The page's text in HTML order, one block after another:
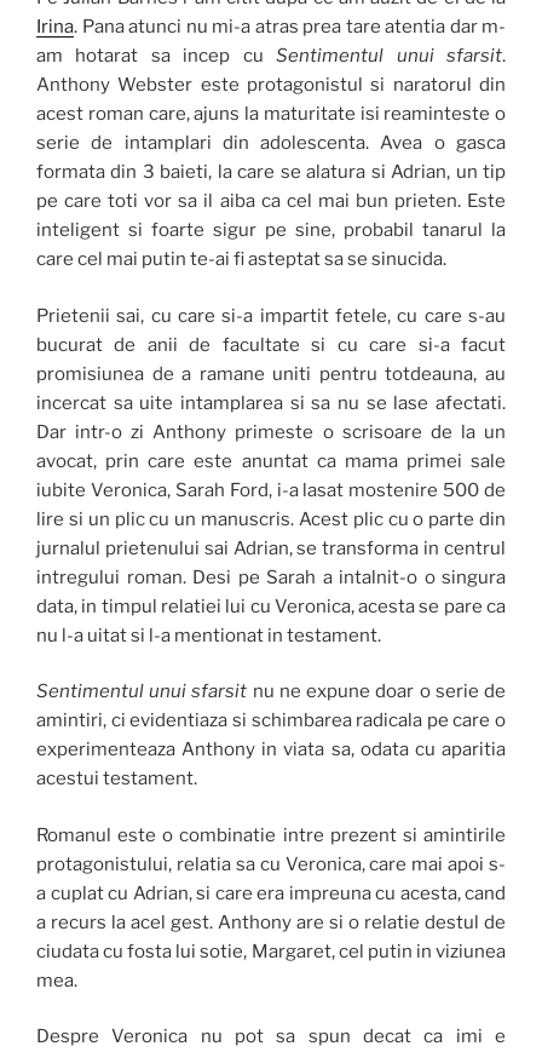
Irina. Pana atunci nu mi-a atras prea tare atentia dar m-
am hotarat sa incep cuSentimentul unui sfarsit.
Anthony Webster este protagonistul si naratorul din
acest roman care, ajuns la maturitate isi reaminteste o
serie de intamplari din adolescenta. Avea o gasca
formata din 3 baieti, la care se alatura si Adrian, un tip
pe care toti vor sa il aiba ca cel mai bun prieten. Este
inteligent si foarte sigur pe sine, probabil tanarul la
care cel mai putin te-ai fi asteptat sa se sinucida.
Prietenii sai, cu care si-a impartit fetele, cu care s-au
bucurat de anii de facultate si cu care si-a facut
promisiunea de a ramane uniti pentru totdeauna, au
incercat sa uite intamplarea si sa nu se lase afectati.
Dar intr-o zi Anthony primeste o scrisoare de la un
avocat, prin care este anuntat ca mama primei sale
iubite Veronica, Sarah Ford, i-a lasat mostenire 500 de
lire si un plic cu un manuscris. Acest plic cu o parte din
jurnalul prietenului sai Adrian, se transforma in centrul
intregului roman. Desi pe Sarah a intalnit-o o singura
data, in timpul relatiei lui cu Veronica, acesta se pare ca
nu l-a uitat si l-a mentionat in testament.
Sentimentul unui sfarsit nu ne expune doar o serie de
amintiri, ci evidentiaza si schimbarea radicala pe care o
experimenteaza Anthony in viata sa, odata cu aparitia
acestui testament.
Romanul este o combinatie intre prezent si amintirile
protagonistului, relatia sa cu Veronica, care mai apoi s-
a cuplat cu Adrian, si care era impreuna cu acesta, cand
a recurs la acel gest. Anthony are si o relatie destul de
ciudata cu fosta lui sotie, Margaret, cel putin in viziunea
mea.
Despre Veronica nu pot sa spun decat ca imi e